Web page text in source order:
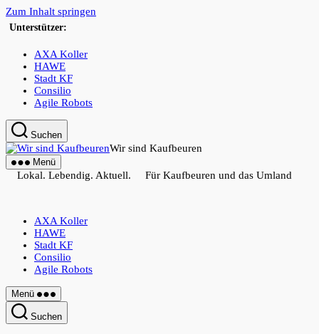
Zum Inhalt springen
Unterstützer:
AXA Koller
HAWE
Stadt KF
Consilio
Agile Robots
Suchen
Wir sind Kaufbeuren
Menü
Lokal. Lebendig. Aktuell. Für Kaufbeuren und das Umland
AXA Koller
HAWE
Stadt KF
Consilio
Agile Robots
Menü
Suchen